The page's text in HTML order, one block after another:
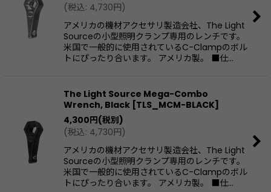
(税込: 4,730円)
アメリカの機材アクセサリ製造会社、The Light
Sourceの小型照明クランプ専用のレンチです。
米国で一般的に使用されているC-Clampのボル
トにぴったり合います。 アメリカ製。 ■仕…
The Light Source Mega-Combo
Wrench, Black [TLS_MCM-BLACK]
4,300円(税別)
(税込: 4,730円)
アメリカの機材アクセサリ製造会社、The Light
Sourceの小型照明クランプ専用のレンチです。
米国で一般的に使用されているC-Clampのボル
トにぴったり合います。 アメリカ製。 ■仕…